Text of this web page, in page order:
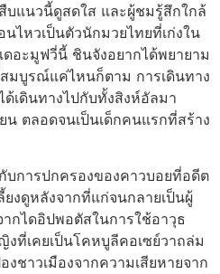
แนวนี้ดูสดใส และผู้ชมรู้สึกใกล้
ไหวเป็นตัวนักมวยไทยที่เก่งใน
ดอะมูฟวี่นี้ ชินจังอยากได้พยายาม
มบูรณ์แค่ไหนก็ตาม การเดินทาง
ด้เดินทางไปกับทั้งสิงห์อัลมา
น ตลอดจนเป็นเด็กคนแรกที่สร้าง
บการปกครองของคาวบอยที่อดีต
งดูหลังจากที่แก่จนกลายเป็นผู้
กไดอิปพอตัสในการใช้อาวุธ
ที่เคยเป็นโคหบูลีคอเซย์วาถล่ม
ชาวเมืองจากความเสียหายจาก